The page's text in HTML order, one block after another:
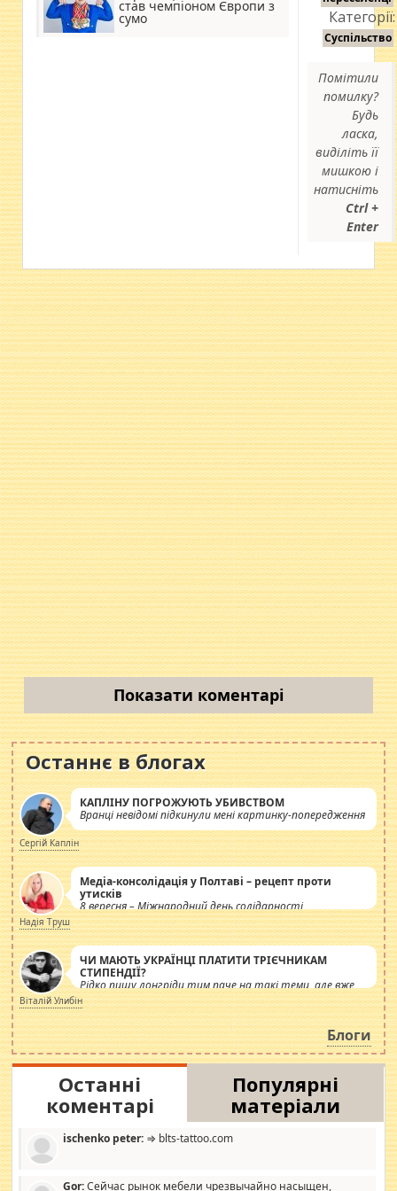
став чемпіоном Європи з
сумо Категорії:
Суспільство
Помітили
помилку?
Будь
ласка,
виділіть її
мишкою і
натисніть
Ctrl +
Enter
Показати коментарі
Останнє в блогах
КАПЛІНУ ПОГРОЖУЮТЬ УБИВСТВОМ
Вранці невідомі підкинули мені картинку-попередження
Сергій Каплін
Медіа-консолідація у Полтаві – рецепт проти
утисків
8 вересня – Міжнародний день солідарності
журналістів.
Надія Труш
ЧИ МАЮТЬ УКРАЇНЦІ ПЛАТИТИ ТРІЄЧНИКАМ
СТИПЕНДІЇ?
Рідко пишу лонгріди тим паче на такі теми, але вже
просто дістало! Обурюють сьогоднішні інсенуації
навколо стипендіального питання. Штучно
роздувається ще одна соціальна катастрофа.
Віталій Улибін
Блоги
Останні
коментарі
Популярні
матеріали
ischenko peter: ⇒ blts-tattoo.com
Gor:Сейчас рынок мебели чрезвычайно насыщен,